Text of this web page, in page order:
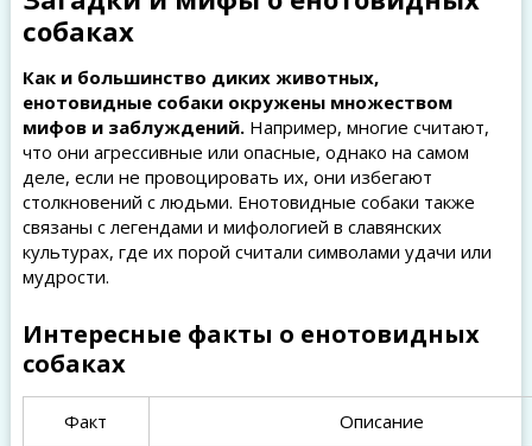
собаках
Как и большинство диких животных,
енотовидные собаки окружены множеством
мифов и заблуждений.Например, многие считают,
что они агрессивные или опасные, однако на самом
деле, если не провоцировать их, они избегают
столкновений с людьми. Енотовидные собаки также
связаны с легендами и мифологией в славянских
культурах, где их порой считали символами удачи или
мудрости.
Интересные факты о енотовидных
собаках
Факт Описание